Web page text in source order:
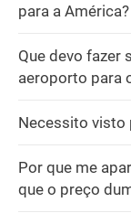
para a América?
Que devo fazer
aeroporto para
Necessito visto
Por que me
que o preço